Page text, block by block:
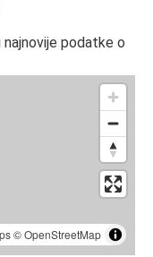
podatke o
©OpenStreetMap